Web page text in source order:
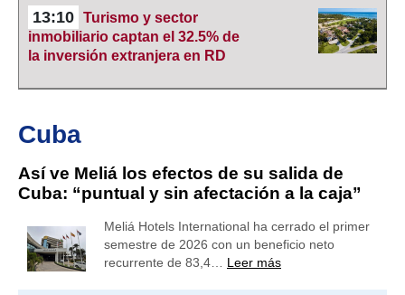
13:10 Turismo y sector
inmobiliario captan el 32.5% de
la inversión extranjera en RD
Cuba
Así ve Meliá los efectos de su salida de
Cuba: “puntual y sin afectación a la caja”
Meliá Hotels International ha cerrado el primer
semestre de 2026 con un beneficio neto
recurrente de 83,4… Leer más